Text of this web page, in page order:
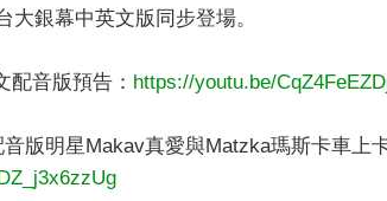
銀幕中英文版同步登場。
配音版預告： https://youtu.be/
版明星Makav真愛與Matzka瑪斯卡車上